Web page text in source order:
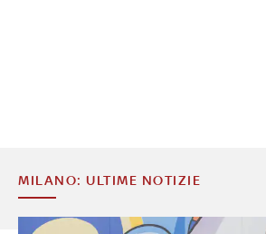
MILANO: ULTIME NOTIZIE